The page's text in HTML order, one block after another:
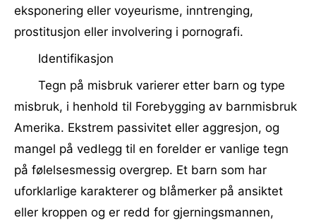
eksponering eller voyeurisme, inntrenging,
prostitusjon eller involvering i pornografi.
Identifikasjon
Tegn på misbruk varierer etter barn og type
misbruk, i henhold til Forebygging av barnmisbruk
Amerika. Ekstrem passivitet eller aggresjon, og
mangel på vedlegg til en forelder er vanlige tegn
på følelsesmessig overgrep. Et barn som har
uforklarlige karakterer og blåmerker på ansiktet
eller kroppen og er redd for gjerningsmannen,